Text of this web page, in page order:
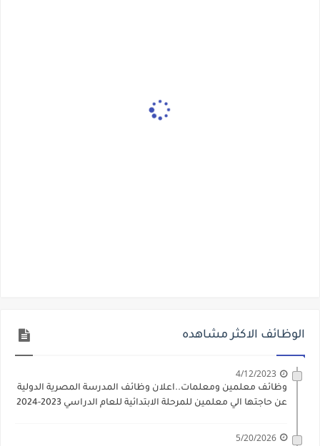
الوظائف الاكثر مشاهده
4/12/2023
وظائف معلمين ومعلمات..اعلان وظائف المدرسة المصرية الدولية
عن حاجتها الي معلمين للمرحلة الابتدائية للعام الدراسي 2023-2024
5/20/2026